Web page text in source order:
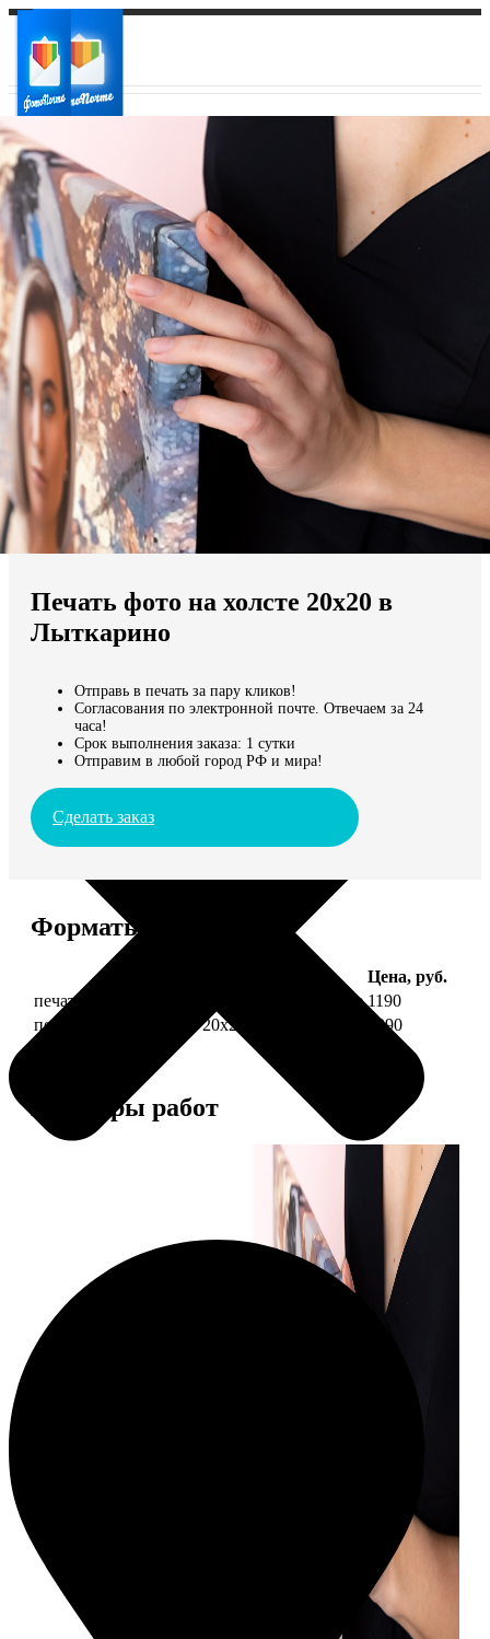
Ваш город:
Ваш регион доставки
Выберите из списка:
Мы доставляем по всему миру
Продолжить без города
Печать фото на холсте 20х20 в
Лыткарино
Отправь в печать за пару кликов!
Согласования по электронной почте. Отвечаем за 24
часа!
Срок выполнения заказа: 1 сутки
Отправим в любой город РФ и мира!
Сделать заказ
Форматы и цены
Цена, руб.
печать фото на холсте 20х20 на подрамнике 1190
печать фото на холсте 20х20 в раме
3990
Примеры работ